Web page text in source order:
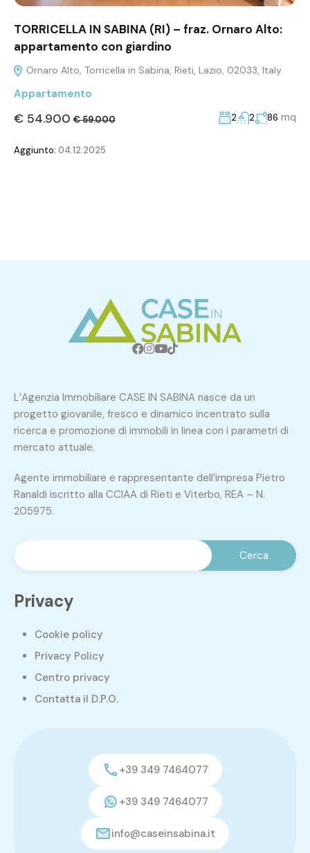
TORRICELLA IN SABINA (RI) – fraz. Ornaro Alto:
appartamento con giardino
Ornaro Alto, Torricella in Sabina, Rieti, Lazio, 02033, Italy
Appartamento
€ 54.900 € 59.000 2 2 86 mq
Aggiunto: 04.12.2025
L’Agenzia Immobiliare CASE IN SABINA nasce da un
progetto giovanile, fresco e dinamico incentrato sulla
ricerca e promozione di immobili in linea con i parametri di
mercato attuale.
Agente immobiliare e rappresentante dell’impresa Pietro
Ranaldi iscritto alla CCIAA di Rieti e Viterbo, REA – N.
205975.
Privacy
Cookie policy
Privacy Policy
Centro privacy
Contatta il D.P.O.
+39 349 7464077
+39 349 7464077
info@caseinsabina.it